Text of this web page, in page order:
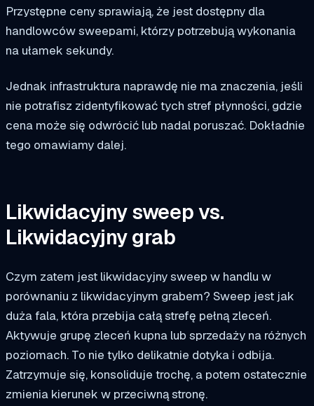
Przystępne ceny sprawiają, że jest dostępny dla
handlowców sweepami, którzy potrzebują wykonania
na ułamek sekundy.
Jednak infrastruktura naprawdę nie ma znaczenia, jeśli
nie potrafisz zidentyfikować tych stref płynności, gdzie
cena może się odwrócić lub nadal poruszać. Dokładnie
tego omawiamy dalej.
Likwidacyjny sweep vs.
Likwidacyjny grab
Czym zatem jest likwidacyjny sweep w handlu w
porównaniu z likwidacyjnym grabem? Sweep jest jak
duża fala, która przebija całą strefę pełną zleceń.
Aktywuje grupę zleceń kupna lub sprzedaży na różnych
poziomach. To nie tylko delikatnie dotyka i odbija.
Zatrzymuje się, konsoliduje trochę, a potem ostatecznie
zmienia kierunek w przeciwną stronę.